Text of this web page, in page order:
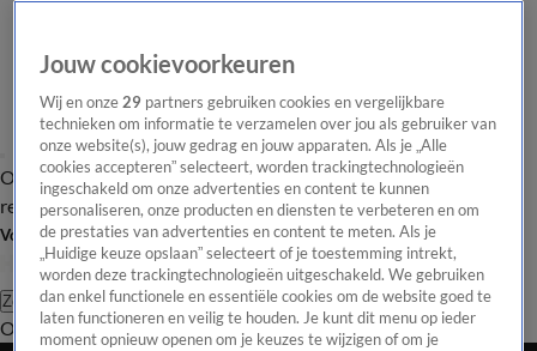
Overzicht Laatste nieuws Regionieuws Het beste van Hart
Tip de
redactie
Volg Hart van Nederland
Zoeken
OverzichtRegioUitzendingenWeerTip de redactiePanelVideo's
Jouw cookievoorkeuren
Wij en onze29 partners gebruiken cookies en vergelijkbare
technieken om informatie te verzamelen over jou als gebruiker van
onze website(s), jouw gedrag en jouw apparaten. Als je „Alle
cookies accepteren” selecteert, worden trackingtechnologieën
ingeschakeld om onze advertenties en content te kunnen
personaliseren, onze producten en diensten te verbeteren en om
de prestaties van advertenties en content te meten. Als je
„Huidige keuze opslaan” selecteert of je toestemming intrekt,
worden deze trackingtechnologieën uitgeschakeld. We gebruiken
dan enkel functionele en essentiële cookies om de website goed te
laten functioneren en veilig te houden. Je kunt dit menu op ieder
moment opnieuw openen om je keuzes te wijzigen of om je